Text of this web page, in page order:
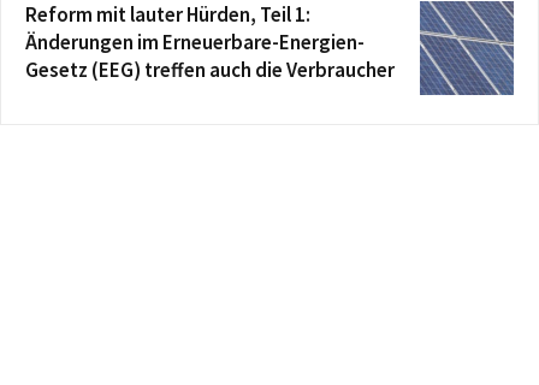
Reform mit lauter Hürden, Teil 1:
Änderungen im Erneuerbare-Energien-
Gesetz (EEG) treffen auch die Verbraucher